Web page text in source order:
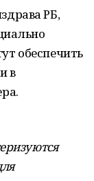
РБ,
обеспечить
в